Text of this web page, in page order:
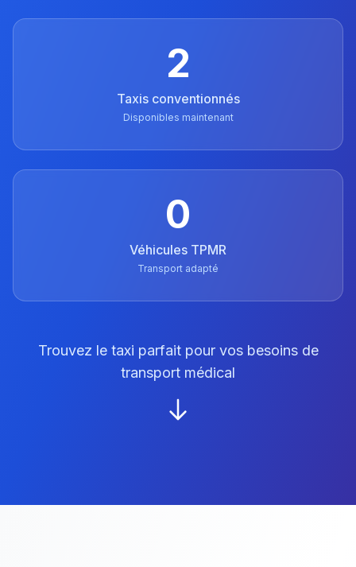
2
Taxis conventionnés
Disponibles maintenant
0
Véhicules TPMR
Transport adapté
Trouvez le taxi parfait pour vos besoins de
transport médical